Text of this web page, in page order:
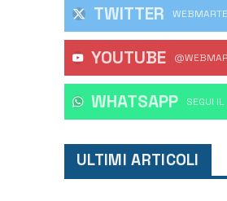
TWITTER
YOUTUBE
WHATSAPP ‎SEGUI
ULTIMI ARTICOLI